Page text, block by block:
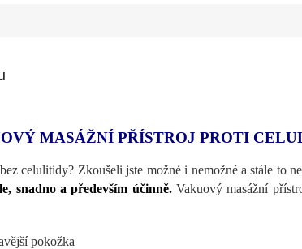
MASÁŽNÍ PŘÍSTROJ PROTI
celulitidy? Zkoušeli jste možné i nemožné a stále to
snadno a především účinně. Vakuový masážní
pokožka